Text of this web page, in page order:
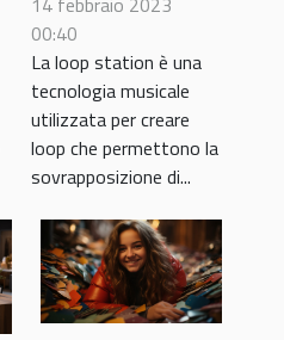
00:40
La loop station è una
tecnologia musicale
utilizzata per creare
loop che permettono la
sovrapposizione di...